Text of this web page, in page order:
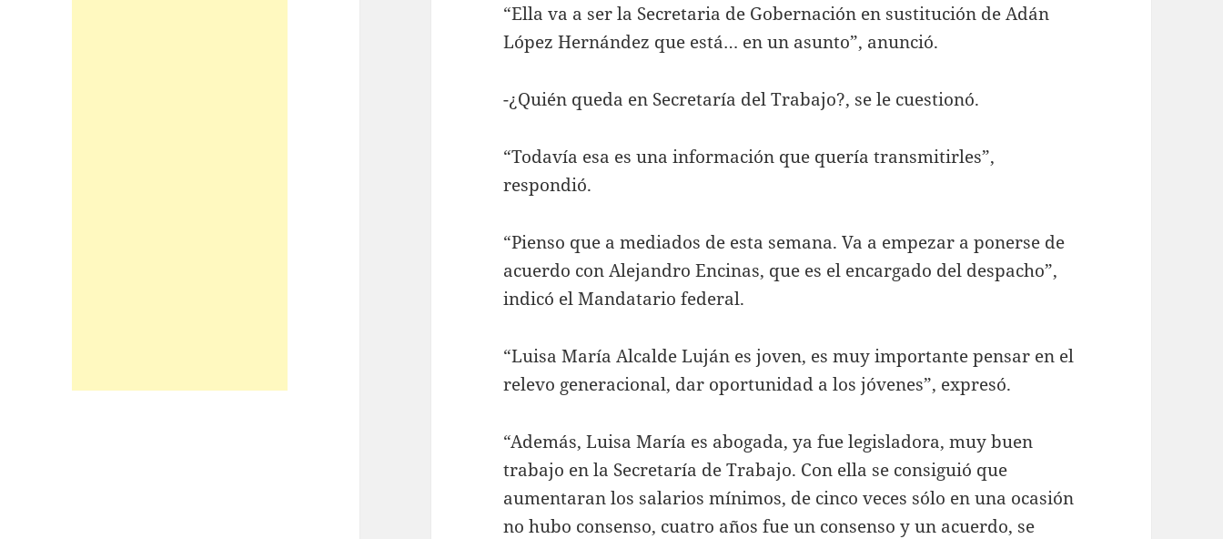
“Ella va a ser la Secretaria de Gobernación en sustitución de Adán
López Hernández que está… en un asunto”, anunció.
-¿Quién queda en Secretaría del Trabajo?, se le cuestionó.
“Todavía esa es una información que quería transmitirles”,
respondió.
“Pienso que a mediados de esta semana. Va a empezar a ponerse de
acuerdo con Alejandro Encinas, que es el encargado del despacho”,
indicó el Mandatario federal.
“Luisa María Alcalde Luján es joven, es muy importante pensar en el
relevo generacional, dar oportunidad a los jóvenes”, expresó.
“Además, Luisa María es abogada, ya fue legisladora, muy buen
trabajo en la Secretaría de Trabajo. Con ella se consiguió que
aumentaran los salarios mínimos, de cinco veces sólo en una ocasión
no hubo consenso, cuatro años fue un consenso y un acuerdo, se